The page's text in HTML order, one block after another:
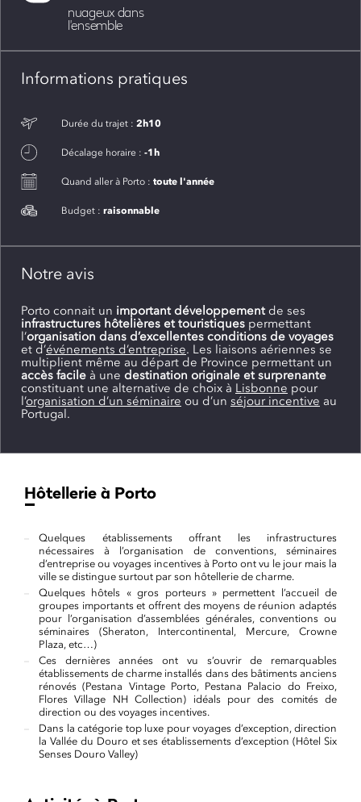
nuageux dans
l'ensemble
Informations pratiques
Durée du trajet : 2h10
Décalage horaire : -1h
Quand aller à Porto : toute l'année
Budget : raisonnable
Notre avis
Porto connait un important développementde ses
infrastructures hôtelières et touristiques permettant
l’organisation dans d’excellentes conditions de voyages
et d’événements d’entreprise. Les liaisons aériennes se
multiplient même au départ de Province permettant un
accès facile à une destination originale et surprenante
constituant une alternative de choix à Lisbonne pour
l’organisation d’un séminaire ou d’un séjour incentive au
Portugal.
Hôtellerie à Porto
Quelques établissements offrant les infrastructures
nécessaires à l’organisation de conventions, séminaires
d’entreprise ou voyages incentives à Porto ont vu le jour mais la
ville se distingue surtout par son hôtellerie de charme.
Quelques hôtels « gros porteurs » permettent l’accueil de
groupes importants et offrent des moyens de réunion adaptés
pour l’organisation d’assemblées générales, conventions ou
séminaires (Sheraton, Intercontinental, Mercure, Crowne
Plaza, etc…)
Ces dernières années ont vu s’ouvrir de remarquables
établissements de charme installés dans des bâtiments anciens
rénovés (Pestana Vintage Porto, Pestana Palacio do Freixo,
Flores Village NH Collection) idéals pour des comités de
direction ou des voyages incentives.
Dans la catégorie top luxe pour voyages d’exception, direction
la Vallée du Douro et ses établissements d’exception (Hôtel Six
Senses Douro Valley)